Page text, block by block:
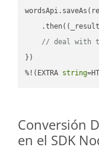
    .then(
( _result
// deal with
})
%!(EXTRA string
Conversión
en el SDK